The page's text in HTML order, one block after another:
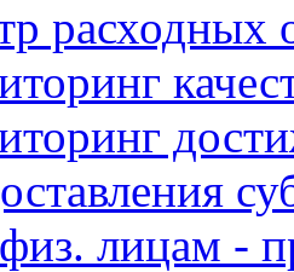
расходных
лицам -